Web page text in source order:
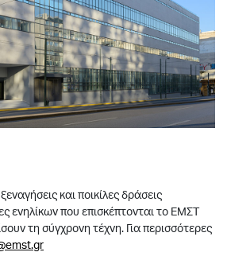
και ποικίλες δράσεις
ενηλίκων που επισκέπτονται το ΕΜΣΤ
τη σύγχρονη τέχνη. Για περισσότερες